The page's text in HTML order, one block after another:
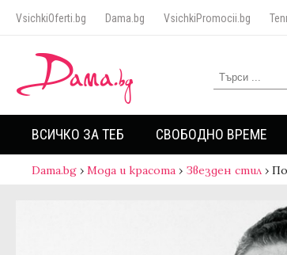
VsichkiOferti.bg Dama.bg VsichkiPromocii.bg
ВСИЧКО ЗА ТЕБ СВОБОДНО ВРЕМЕ
Dama.bg › Мода и красота › Звезден стил ›